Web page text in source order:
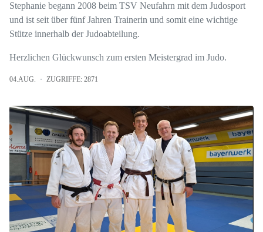
Stephanie begann 2008 beim TSV Neufahrn mit dem Judosport
und ist seit über fünf Jahren Trainerin und somit eine wichtige
Stütze innerhalb der Judoabteilung.
Herzlichen Glückwunsch zum ersten Meistergrad im Judo.
04.AUG. ZUGRIFFE: 2871